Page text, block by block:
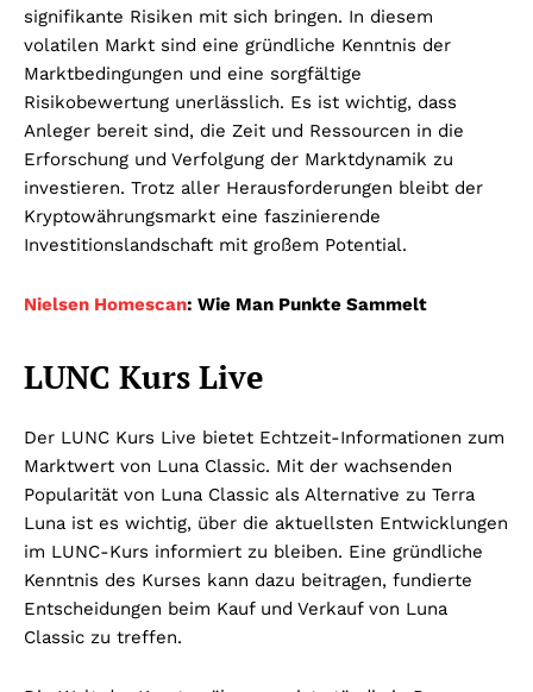
signifikante Risiken mit sich bringen. In diesem
volatilen Markt sind eine gründliche Kenntnis der
Marktbedingungen und eine sorgfältige
Risikobewertung unerlässlich. Es ist wichtig, dass
Anleger bereit sind, die Zeit und Ressourcen in die
Erforschung und Verfolgung der Marktdynamik zu
investieren. Trotz aller Herausforderungen bleibt der
Kryptowährungsmarkt eine faszinierende
Investitionslandschaft mit großem Potential.
Nielsen Homescan: Wie Man Punkte Sammelt
LUNC Kurs Live
Der LUNC Kurs Live bietet Echtzeit-Informationen zum
Marktwert von Luna Classic. Mit der wachsenden
Popularität von Luna Classic als Alternative zu Terra
Luna ist es wichtig, über die aktuellsten Entwicklungen
im LUNC-Kurs informiert zu bleiben. Eine gründliche
Kenntnis des Kurses kann dazu beitragen, fundierte
Entscheidungen beim Kauf und Verkauf von Luna
Classic zu treffen.